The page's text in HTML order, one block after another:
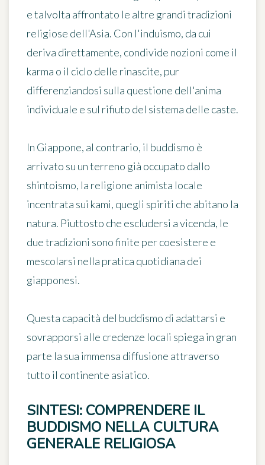
e talvolta affrontato le altre grandi tradizioni
religiose dell'Asia. Con l'induismo, da cui
deriva direttamente, condivide nozioni come il
karma o il ciclo delle rinascite, pur
differenziandosi sulla questione dell'anima
individuale e sul rifiuto del sistema delle caste.
In Giappone, al contrario, il buddismo è
arrivato su un terreno già occupato dallo
shintoismo, la religione animista locale
incentrata sui kami, quegli spiriti che abitano la
natura. Piuttosto che escludersi a vicenda, le
due tradizioni sono finite per coesistere e
mescolarsi nella pratica quotidiana dei
giapponesi.
Questa capacità del buddismo di adattarsi e
sovrapporsi alle credenze locali spiega in gran
parte la sua immensa diffusione attraverso
tutto il continente asiatico.
SINTESI: COMPRENDERE IL
BUDDISMO NELLA CULTURA
GENERALE RELIGIOSA